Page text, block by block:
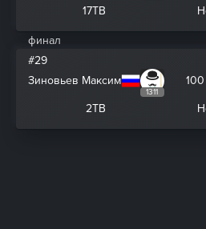
17ТВ
финал
#29
Зиновьев Максим
1311
2ТВ